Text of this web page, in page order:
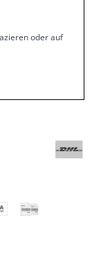
oder auf